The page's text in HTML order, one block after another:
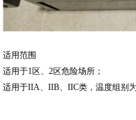
适用范围
适用于1区、2区危险场所；
适用于IIA、IIB、IIC类，温度组别